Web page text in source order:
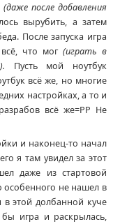
(даже после добавления
вырубить, а затем
После запуска игра
что мог (играть в
Пусть мой ноутбук
всё же, но многие
настройках, а то и
всё же=РР Не
и наконец-то начал
я там увидел за этот
даже из стартовой
особенного не нашел в
в этой долбанной куче
игра и раскрылась,